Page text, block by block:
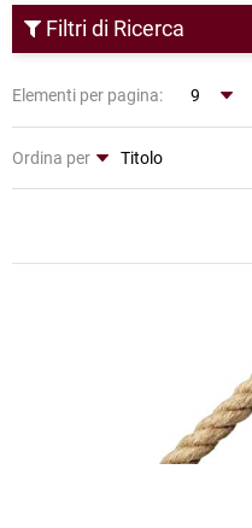
Filtri di Ricerca
Elementi per pagina:
Ordina per